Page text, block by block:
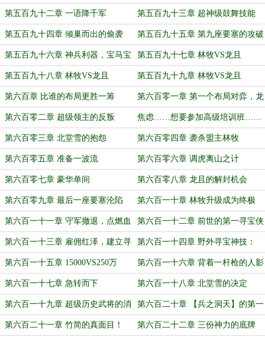
第五百九十二章 一语降千军 第五百九十三章 超神级鼓舞技能
第五百九十四章 倾巢而出的偷袭 第五百九十五章 第九座要塞的攻破
者
第五百九十六章 神兵利器，宝马宝
铠
第五百九十七章 林牧VS龙且
（上）
第五百九十八章 林牧VS龙且
（中）
第五百九十九章 林牧VS龙且
（下）
第六百章 比谁的布局更胜一筹 第六百零一章 第一个布局对弈，龙
且败
第六百零二章 超级领主的反叛 焦虑……想要参加高级培训班……
第六百零三章 北堂雪的抱怨 第六百零四章 袭杀盟主林牧
第六百零五章 准备一波流 第六百零六章 调虎离山之计
第六百零七章 豪华单间 第六百零八章 龙且的解封机会
第六百零九章 最后一座要塞沦陷 第六百一十章 林牧升级成为终极
boss
第六百一十一章 守军撤退，点燃血
魂香
第六百一十二章 前世的第一寻宝侠
客
第六百一十三章 雇佣红泽，建立寻
宝军团
第六百一十四章 野外寻宝神技：
【灵犀寻宝】
第六百一十五章 15000VS250万 第六百一十六章 背着一杆枪的人影
第六百一十七章 急转而下 第六百一十八章 北堂雪的决定
第六百一十九章 超级历史武将的消
息
第六百二十章 【兵之洞天】的第一
份材料
第六百二十一章 竹简的真面目！ 第六百二十二章 三份神力的底牌